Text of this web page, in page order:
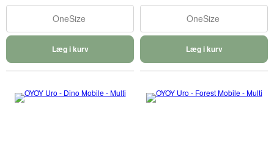
OneSize
Læg i kurv
OneSize
Læg i kurv